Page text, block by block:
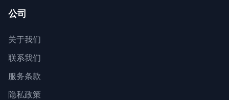
公司
关于我们
联系我们
服务条款
隐私政策